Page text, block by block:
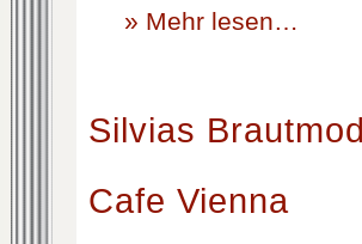
» Mehr lesen…
Silvias
Cafe Vienna